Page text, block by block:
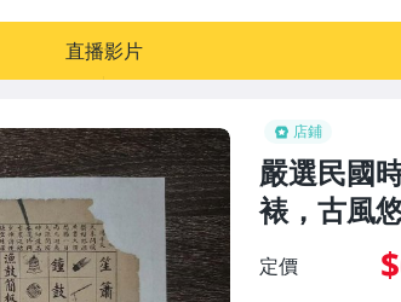
店鋪
嚴選民國
裱，古風
定價
直播影片